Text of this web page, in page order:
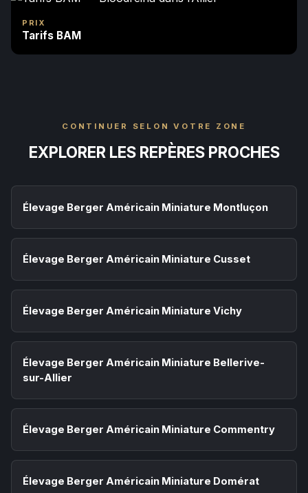
PRIX
Tarifs BAM
CONTINUER SELON VOTRE ZONE
EXPLORER LES REPÈRES PROCHES
Élevage Berger Américain Miniature Montluçon
Élevage Berger Américain Miniature Cusset
Élevage Berger Américain Miniature Vichy
Élevage Berger Américain Miniature Bellerive-
sur-Allier
Élevage Berger Américain Miniature Commentry
Élevage Berger Américain Miniature Domérat